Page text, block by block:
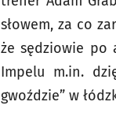
słowem, za co
że sędziowie po
Impelu m.in.
gwoździe” w